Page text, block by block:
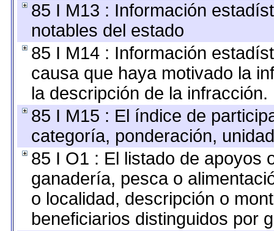
85 I M13 : Información
notables del estado
85 I M14 : Información
causa que haya motivado la
la descripción de la infracción.
85 I M15 : El índice de
categoría, ponderación,
85 I O1 : El listado de apoyos
ganadería, pesca o
o localidad, descripción o
beneficiarios distinguidos por